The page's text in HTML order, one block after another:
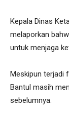
Kepala Dinas
melaporkan
untuk menjaga
Meskipun terjadi
Bantul masih
sebelumnya.